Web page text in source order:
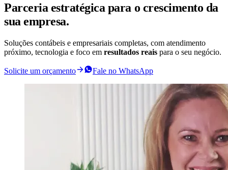
Parceria estratégica para o crescimento da
sua empresa.
Soluções contábeis e empresariais completas, com atendimento
próximo, tecnologia e foco em resultados reais para o seu negócio.
Solicite um orçamento Fale no WhatsApp